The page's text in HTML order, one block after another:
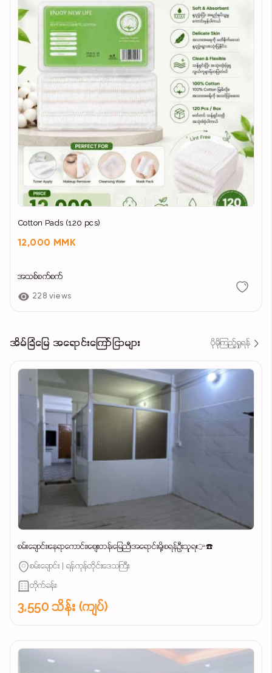
Cotton Pads (120 pcs)
12,000 MMK
အသစ်စက်စက်
228 views
အိမ်ခြံမြေ အရောင်းကြော်ငြာများ ပိုမိုကြည့်ရှုရန်
စမ်းချောင်း၊နေရာကောင်း၊စျေးတန်၊မြေညီ၊အရောင်းမို့၊စရန်ဦးသူရ👉☎️
စမ်းချောင်း | ရန်ကုန်တိုင်းဒေသကြီး
တိုက်ခန်း
3,550 သိန်း (ကျပ်)